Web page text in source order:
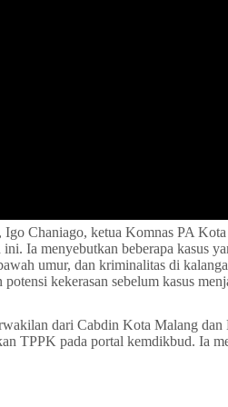
Chaniago, ketua Komnas PA
Ia menyebutkan beberapa kasus
umur, dan kriminalitas di
kekerasan sebelum kasus
dari Cabdin Kota Malang dan
TPPK pada portal kemdikbud. Ia